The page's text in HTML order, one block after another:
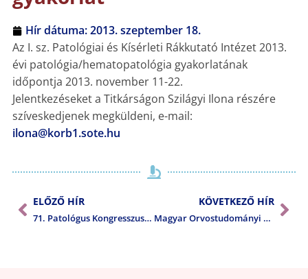
Hír dátuma:2013. szeptember 18.
Az I. sz. Patológiai és Kísérleti Rákkutató Intézet 2013.
évi patológia/hematopatológia gyakorlatának
időpontja 2013. november 11-22.
Jelentkezéseket a Titkárságon Szilágyi Ilona részére
szíveskedjenek megküldeni, e-mail:
ilona@korb1.sote.hu
ELŐZŐ HÍR
71. Patológus Kongresszus – akkreditáció
KÖVETKEZŐ HÍR
Magyar Orvostudományi Napok